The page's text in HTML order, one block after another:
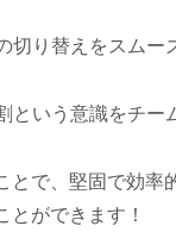
切り替えをスムー
という意識をチー
とで、堅固で効率
とができます！